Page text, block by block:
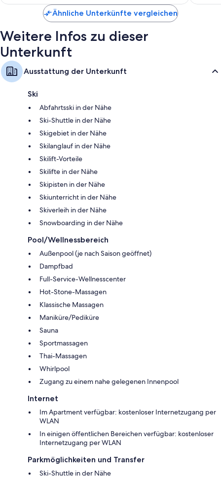
Reinigungsmittel und Küchen
Ähnliche Unterkünfte vergleichen
Weitere Infos zu dieser
Unterkunft
Ausstattung der Unterkunft
Ski
Abfahrtsski in der Nähe
Ski-Shuttle in der Nähe
Skigebiet in der Nähe
Skilanglauf in der Nähe
Skilift-Vorteile
Skilifte in der Nähe
Skipisten in der Nähe
Skiunterricht in der Nähe
Skiverleih in der Nähe
Snowboarding in der Nähe
Pool/Wellnessbereich
Außenpool (je nach Saison geöffnet)
Dampfbad
Full-Service-Wellnesscenter
Hot-Stone-Massagen
Klassische Massagen
Maniküre/Pediküre
Sauna
Sportmassagen
Thai-Massagen
Whirlpool
Zugang zu einem nahe gelegenen Innenpool
Internet
Im Apartment verfügbar: kostenloser Internetzugang per
WLAN
In einigen öffentlichen Bereichen verfügbar: kostenloser
Internetzugang per WLAN
Parkmöglichkeiten und Transfer
Ski-Shuttle in der Nähe